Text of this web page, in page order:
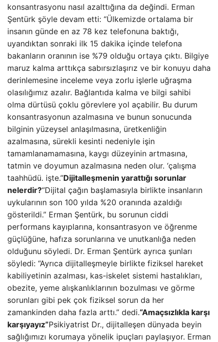
konsantrasyonu nasıl azalttığına da değindi. Erman
Şentürk şöyle devam etti: “Ülkemizde ortalama bir
insanın günde en az 78 kez telefonuna baktığı,
uyandıktan sonraki ilk 15 dakika içinde telefona
bakanların oranının ise %79 olduğu ortaya çıktı. Bilgiye
maruz kalma arttıkça sabırsızlaşırız ve bir konuyu daha
derinlemesine inceleme veya zorlu işlerle uğraşma
olasılığımız azalır. Bağlantıda kalma ve bilgi sahibi
olma dürtüsü çoklu görevlere yol açabilir. Bu durum
konsantrasyonun azalmasına ve bunun sonucunda
bilginin yüzeysel anlaşılmasına, üretkenliğin
azalmasına, sürekli kesinti nedeniyle işin
tamamlanamamasına, kaygı düzeyinin artmasına,
tatmin ve doyumun azalmasına neden olur. ‘çalışma
taahhüdü. işte.”Dijitalleşmenin yarattığı sorunlar
nelerdir?“Dijital çağın başlamasıyla birlikte insanların
uykularının son 100 yılda %20 oranında azaldığı
gösterildi.” Erman Şentürk, bu sorunun ciddi
performans kayıplarına, konsantrasyon ve öğrenme
güçlüğüne, hafıza sorunlarına ve unutkanlığa neden
olduğunu söyledi. Dr. Erman Şentürk ayrıca şunları
söyledi: “Ayrıca dijitalleşmeyle birlikte fiziksel hareket
kabiliyetinin azalması, kas-iskelet sistemi hastalıkları,
obezite, yeme alışkanlıklarının bozulması ve görme
sorunları gibi pek çok fiziksel sorun da her
zamankinden daha fazla arttı.” dedi.“Amaçsızlıkla karşı
karşıyayız”Psikiyatrist Dr., dijitalleşen dünyada beyin
sağlığımızı korumaya yönelik ipuçları paylaşıyor. Erman